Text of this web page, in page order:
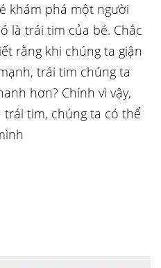
khám phá một người
là trái tim của bé. Chắc
rằng khi chúng ta giận
trái tim chúng ta
hơn? Chính vì vậy,
tim, chúng ta có thể